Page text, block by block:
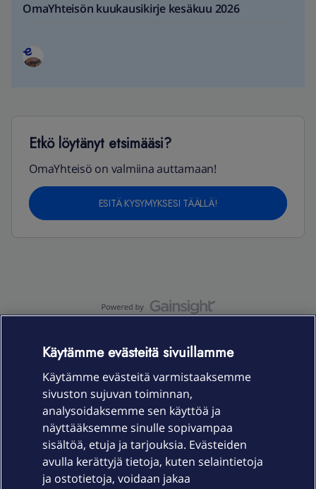
OmaYhteisön kuukausikirje kesäkuu 2026
Etkö löytänyt etsimääsi?
OmaYhteisö on valmiina auttamaan!
ESITÄ KYSYMYKSESI TÄÄLLÄ!
Laitteet & liittymät
Palvelut
Käytämme evästeitä sivuillamme
Käytämme evästeitä varmistaaksemme
sivuston sujuvan toiminnan,
analysoidaksemme sen käyttöä ja
näyttääksemme sinulle sopivampaa
sisältöä, etuja ja tarjouksia. Evästeiden
avulla kerättyjä tietoja, kuten selaintietoja
ja ostotietoja, voidaan jakaa